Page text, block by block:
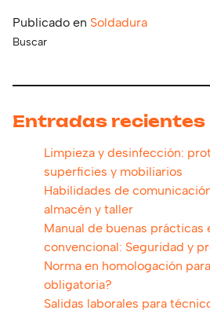
Publicado en Soldadura
Buscar
Entradas recientes
Limpieza y desinfección:
superficies y mobiliarios
Habilidades de
almacén y taller
Manual de buenas prácticas
convencional: Seguridad y
Norma en homologación
obligatoria?
Salidas laborales para